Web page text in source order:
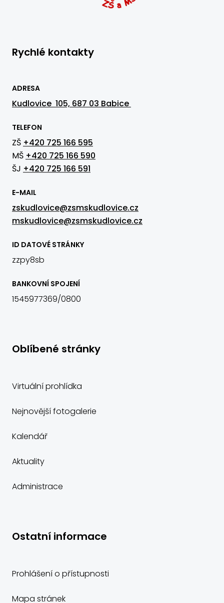
Rychlé kontakty
ADRESA
Kudlovice 105, 687 03 Babice
TELEFON
ZŠ +420 725 166 595
MŠ +420 725 166 590
ŠJ +420 725 166 591
E-MAIL
zskudlovice@zsmskudlovice.cz
mskudlovice@zsmskudlovice.cz
ID DATOVÉ STRÁNKY
zzpy8sb
BANKOVNÍ SPOJENÍ
1545977369/0800
Oblíbené stránky
Virtuální prohlídka
Nejnovější fotogalerie
Kalendář
Aktuality
Administrace
Ostatní informace
Prohlášení o přístupnosti
Mapa stránek